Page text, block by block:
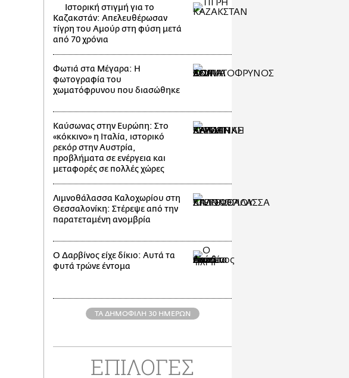
Ιστορική στιγμή για το
Καζακστάν: Απελευθέρωσαν
τίγρη του Αμούρ στη φύση μετά
από 70 χρόνια
Φωτιά στα Μέγαρα: Η
φωτογραφία του
χωματόφρυνου που διασώθηκε
Καύσωνας στην Ευρώπη: Στο
«κόκκινο» η Ιταλία, ιστορικό
ρεκόρ στην Αυστρία,
προβλήματα σε ενέργεια και
μεταφορές σε πολλές χώρες
Λιμνοθάλασσα Καλοχωρίου στη
Θεσσαλονίκη: Στέρεψε από την
παρατεταμένη ανομβρία
Ο Δαρβίνος είχε δίκιο: Αυτά τα
φυτά τρώνε έντομα
ΤΑ ΔΗΜΟΦΙΛΗ 30 ΗΜΕΡΩΝ
ΕΠΙΛΟΓΕΣ